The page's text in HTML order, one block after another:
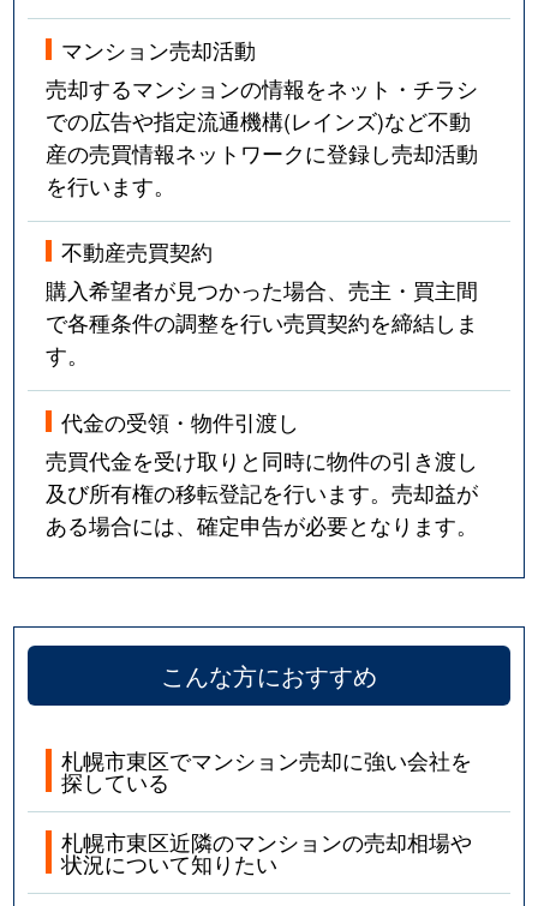
マンション売却活動
売却するマンションの情報をネット・チラシ
での広告や指定流通機構(レインズ)など不動
産の売買情報ネットワークに登録し売却活動
を行います。
不動産売買契約
購入希望者が見つかった場合、売主・買主間
で各種条件の調整を行い売買契約を締結しま
す。
代金の受領・物件引渡し
売買代金を受け取りと同時に物件の引き渡し
及び所有権の移転登記を行います。売却益が
ある場合には、確定申告が必要となります。
こんな方におすすめ
札幌市東区でマンション売却に強い会社を
探している
札幌市東区近隣のマンションの売却相場や
状況について知りたい